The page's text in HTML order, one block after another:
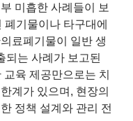
미흡한 사례들이 보
폐기물이나 타구대에
료폐기물이 일반 생
되는 사례가 보고된
육 제공만으로는 치
계가 있으며, 현장의
정책 설계와 관리 전